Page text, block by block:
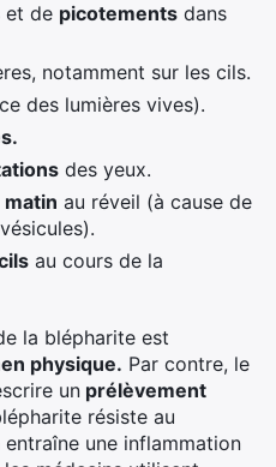
et de picotements dans
notamment sur les cils.
des lumières vives).
des yeux.
au réveil (à cause de
au cours de la
la blépharite est
physique. Par contre, le
un prélèvement
résiste au
une inflammation